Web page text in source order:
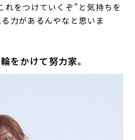
れをつけていくぞ”と気持ちを
力があるんやなと思いま
をかけて努力家。